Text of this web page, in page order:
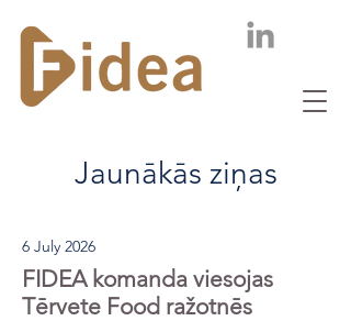
Jaunākās ziņas
6 July 2026
FIDEA komanda viesojas
Tērvete Food ražotnēs